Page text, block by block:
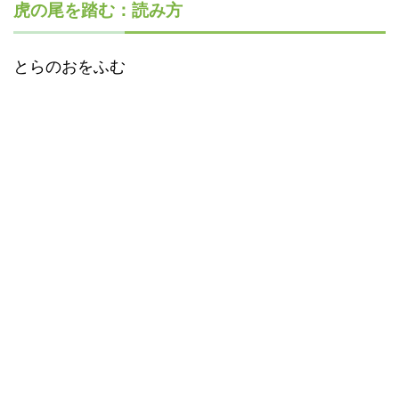
虎の尾を踏む：読み方
とらのおをふむ